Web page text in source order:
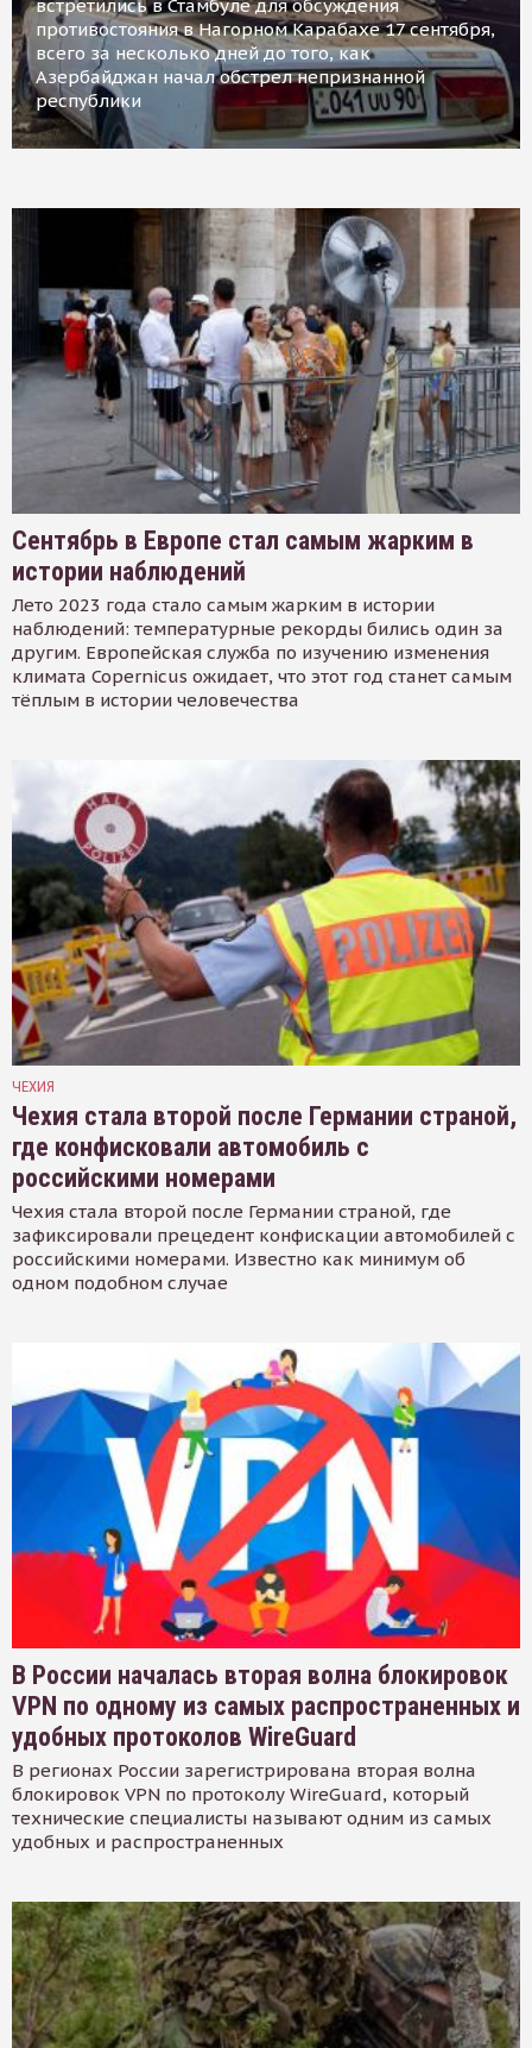
встретились в Стамбуле для обсуждения
противостояния в Нагорном Карабахе 17 сентября,
всего за несколько дней до того, как
Азербайджан начал обстрел непризнанной
республики
Сентябрь в Европе стал самым жарким в
истории наблюдений
Лето 2023 года стало самым жарким в истории
наблюдений: температурные рекорды бились один за
другим. Европейская служба по изучению изменения
климата Copernicus ожидает, что этот год станет самым
тёплым в истории человечества
ЧЕХИЯ
Чехия стала второй после Германии страной,
где конфисковали автомобиль с
российскими номерами
Чехия стала второй после Германии страной, где
зафиксировали прецедент конфискации автомобилей с
российскими номерами. Известно как минимум об
одном подобном случае
В России началась вторая волна блокировок
VPN по одному из самых распространенных и
удобных протоколов WireGuard
В регионах России зарегистрирована вторая волна
блокировок VPN по протоколу WireGuard, который
технические специалисты называют одним из самых
удобных и распространенных